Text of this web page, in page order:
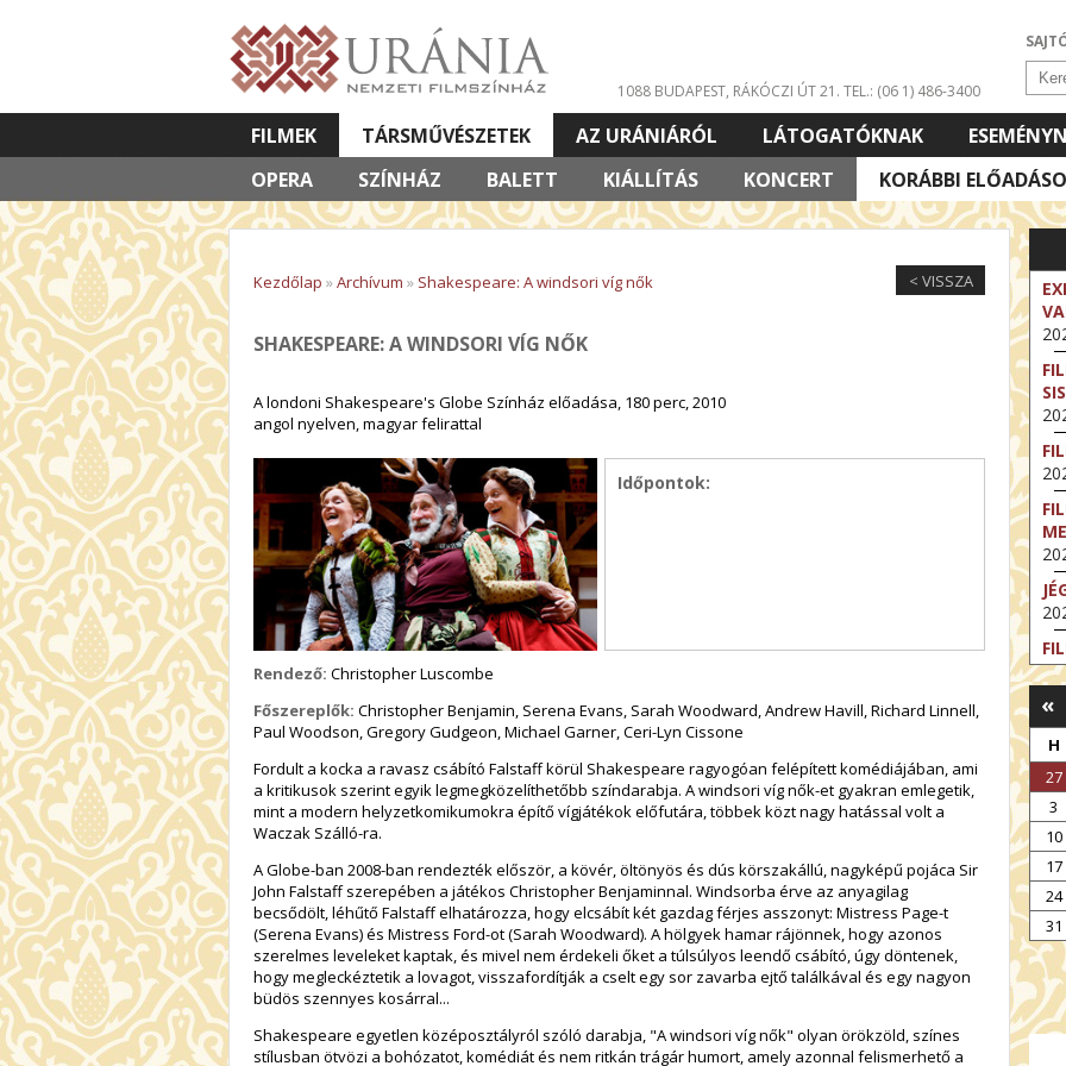
1088 BUDAPEST, RÁKÓCZI ÚT 21. TEL.: (06 1) 486-3400
FILMEK
TÁRSMŰVÉSZETEK
OPERA
SZÍNHÁZ BALETT KIÁLLÍTÁS KONCERT KORÁBBI
AZ URÁNIÁRÓL LÁTOGATÓKNAK
VETÍTETT KÉPES ELŐADÁSOK
< VISSZA
Kezdőlap »Archívum » Shakespeare: A windsori víg nők
SHAKESPEARE: A WINDSORI VÍG NŐK
A londoni Shakespeare's Globe Színház előadása, 180 perc, 2010
angol nyelven, magyar felirattal
Időpontok:
Rendező: Christopher Luscombe
Főszereplők: Christopher Benjamin, Serena Evans, Sarah Woodward, Andrew Havill, Richard Linnell,
Paul Woodson, Gregory Gudgeon, Michael Garner, Ceri-Lyn Cissone
Fordult a kocka a ravasz csábító Falstaff körül Shakespeare ragyogóan felépített komédiájában, ami
a kritikusok szerint egyik legmegközelíthetőbb színdarabja. A windsori víg nők-et gyakran emlegetik,
mint a modern helyzetkomikumokra építő vígjátékok előfutára, többek közt nagy hatással volt a
Waczak Szálló-ra.
A Globe-ban 2008-ban rendezték először, a kövér, öltönyös és dús körszakállú, nagyképű pojáca Sir
John Falstaff szerepében a játékos Christopher Benjaminnal. Windsorba érve az anyagilag
becsődölt, léhűtő Falstaff elhatározza, hogy elcsábít két gazdag férjes asszonyt: Mistress Page-t
(Serena Evans) és Mistress Ford-ot (Sarah Woodward). A hölgyek hamar rájönnek, hogy azonos
szerelmes leveleket kaptak, és mivel nem érdekeli őket a túlsúlyos leendő csábító, úgy döntenek,
hogy megleckéztetik a lovagot, visszafordítják a cselt egy sor zavarba ejtő találkával és egy nagyon
büdös szennyes kosárral...
Shakespeare egyetlen középosztályról szóló darabja, "A windsori víg nők" olyan örökzöld, színes
stílusban ötvözi a bohózatot, komédiát és nem ritkán trágár humort, amely azonnal felismerhető a
«
H
27
3
10
17
24
31